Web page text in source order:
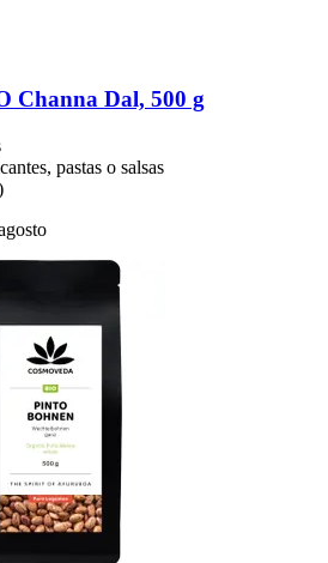
Channa Dal, 500 g
pastas o salsas